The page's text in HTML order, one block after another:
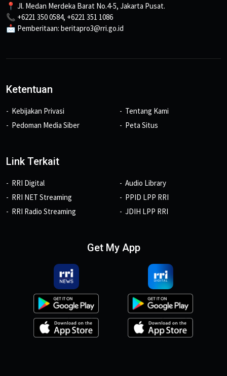
📍 Jl. Medan Merdeka Barat No.4-5, Jakarta Pusat.
📞 +6221 350 0584, +6221 351 1086
📩 Pemberitaan: beritapro3@rri.go.id
Ketentuan
Kebijakan Privasi
Pedoman Media Siber
Tentang Kami
Peta Situs
Link Terkait
RRI Digital
RRI NET Streaming
RRI Radio Streaming
Audio Library
PPID LPP RRI
JDIH LPP RRI
Get My App